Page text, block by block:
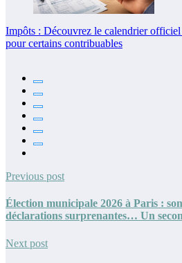
Impôts : Découvrez le calendrier officiel
pour certains contribuables
Previous post
Élection municipale 2026 à Paris :
déclarations surprenantes… Un
Next post